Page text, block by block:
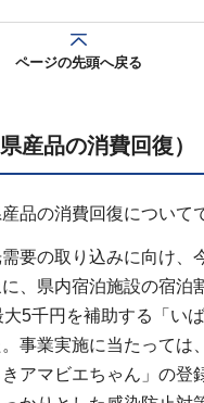
ページの先頭へ戻る
産品の消費回復）
品の消費回復について
要の取り込みに向け、
、県内宿泊施設の宿泊
5千円を補助する「いば
事業実施に当たっては
アマビエちゃん」の登